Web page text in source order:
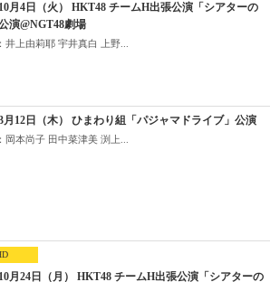
月4日（火） HKT48 チームH出張公演「シアターの
演@NGT48劇場
井上由莉耶 宇井真白 上野...
月12日（木） ひまわり組「パジャマドライブ」公演
岡本尚子 田中菜津美 渕上...
月24日（月） HKT48 チームH出張公演「シアターの